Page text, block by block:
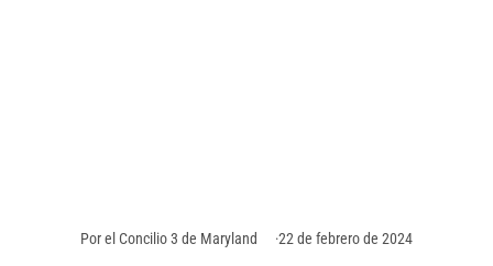
Porel Concilio 3 de Maryland 22 de febrero de 2024